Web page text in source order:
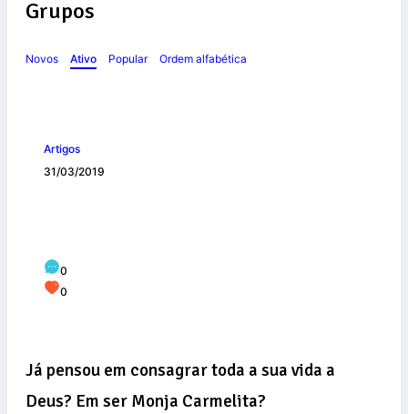
Grupos
Novos Ativo Popular Ordem alfabética
Artigos
31/03/2019
0
0
Já pensou em consagrar toda a sua vida a
Deus? Em ser Monja Carmelita?